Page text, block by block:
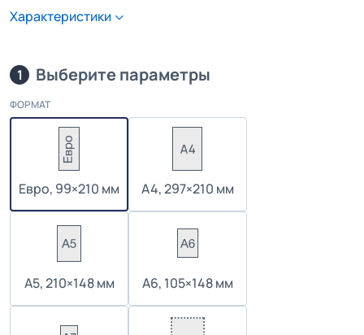
Характеристики
1 Выберите параметры
ФОРМАТ
Евро, 99×210 мм А4, 297×210 мм
А5, 210×148 мм А6, 105×148 мм